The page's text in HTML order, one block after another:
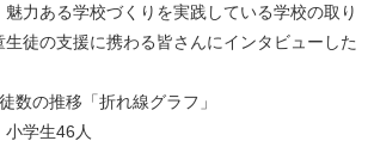
力ある学校づくりを実践している学校の取り
徒の支援に携わる皆さんにインタビューした
数の推移「折れ線グラフ」
学生46人